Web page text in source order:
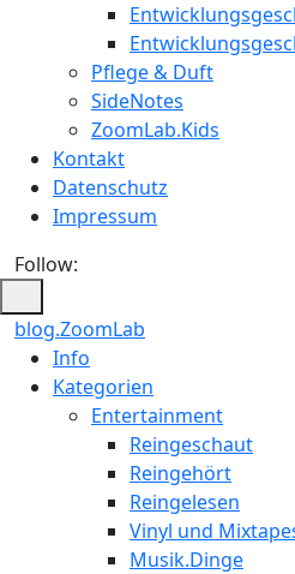
Pflege & Duft
SideNotes
ZoomLab.Kids
Kontakt
Datenschutz
Impressum
Follow:
blog.ZoomLab
ZoomLab
//
Info
Kategorien
Entertainment
Reingeschaut
Reingehört
Reingelesen
Vinyl und
Musik.Dinge